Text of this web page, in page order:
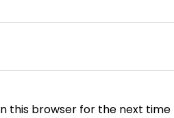
this browser for the next